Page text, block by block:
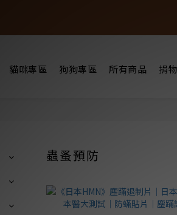
貓咪專區 狗狗專區 所有商品 捐
蟲蚤預防